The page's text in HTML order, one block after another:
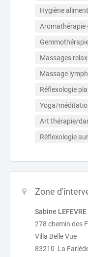
Hygiène
Aromathérapie
Massages
Massage
Réflexologie
Yoga/
Art thérapie/
Réflexologie
Zone
Sabine
278 chemin des
Villa Belle Vue
83210 La